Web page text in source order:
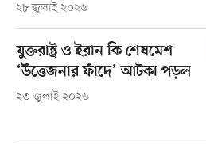
২৮ জুলাই ২০২৬
যুক্তরাষ্ট্র ও ইরান কি শেষমেশ
‘উত্তেজনার ফাঁদে’ আটকা পড়ল
২৩ জুলাই ২০২৬